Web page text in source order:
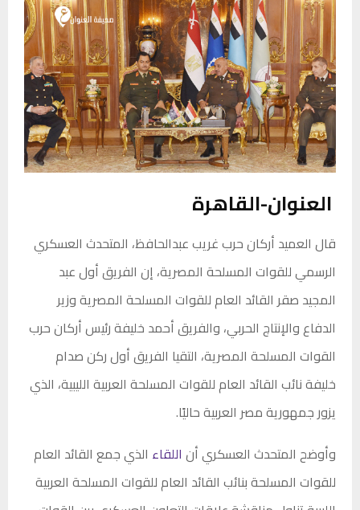
العنوان-القاهرة
قال العميد أركان حرب غريب عبدالحافظ، المتحدث العسكري
الرسمي للقوات المسلحة المصرية، إن الفريق أول عبد
المجيد صقر القائد العام للقوات المسلحة المصرية وزير
الدفاع والإنتاج الحربي، والفريق أحمد خليفة رئيس أركان حرب
القوات المسلحة المصرية، التقيا الفريق أول ركن صدام
خليفة نائب القائد العام للقوات المسلحة العربية الليبية، الذي
يزور جمهورية مصر العربية حاليًا.
وأوضح المتحدث العسكري أن اللقاء الذي جمع القائد العام
للقوات المسلحة بنائب القائد العام للقوات المسلحة العربية